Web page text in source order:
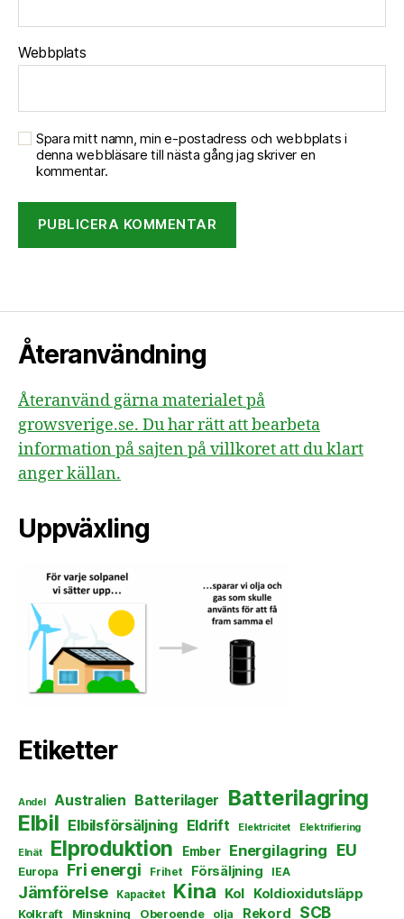
Webbplats
Spara mitt namn, min e-postadress och webbplats i
denna webbläsare till nästa gång jag skriver en
kommentar.
Återanvändning
Återanvänd gärna materialet på
growsverige.se. Du har rätt att bearbeta
information på sajten på villkoret att du klart
anger källan.
Uppväxling
Etiketter
Andel Australien Batterilager Batterilagring
Elbil Elbilsförsäljning Eldrift Elektricitet Elektrifiering
Elnät Elproduktion Ember Energilagring EU
Europa Fri energi Frihet Försäljning IEA
Jämförelse Kapacitet Kina Kol Koldioxidutsläpp
Kolkraft Minskning Oberoende olja Rekord SCB